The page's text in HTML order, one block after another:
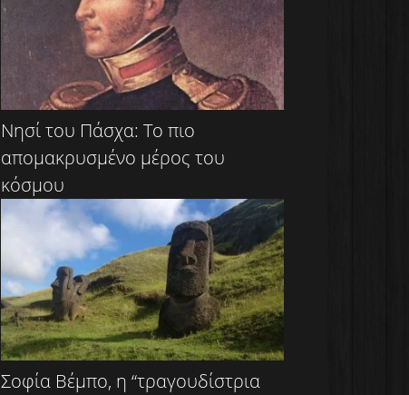
Νησί του Πάσχα: Το πιο
απομακρυσμένο μέρος του
κόσμου
Σοφία Βέμπο, η “τραγουδίστρια